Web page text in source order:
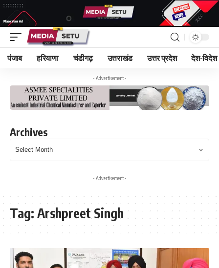
पंजाब हरियाणा चंडीगढ़ उत्तराखंड उत्तर प्रदेश देश-विदेश
- Advertisement -
Archives
- Advertisement -
Tag: Arshpreet Singh